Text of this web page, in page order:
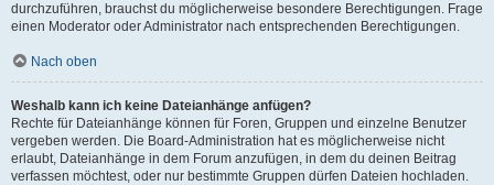
durchzuführen, brauchst du möglicherweise besondere Berechtigungen. Frage
einen Moderator oder Administrator nach entsprechenden Berechtigungen.
Nach oben
Weshalb kann ich keine Dateianhänge anfügen?
Rechte für Dateianhänge können für Foren, Gruppen und einzelne Benutzer
vergeben werden. Die Board-Administration hat es möglicherweise nicht
erlaubt, Dateianhänge in dem Forum anzufügen, in dem du deinen Beitrag
verfassen möchtest, oder nur bestimmte Gruppen dürfen Dateien hochladen.